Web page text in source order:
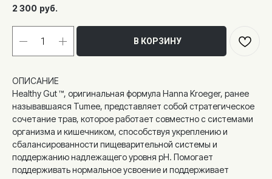
2 300 руб.
В КОРЗИНУ
ОПИСАНИЕ
Healthy Gut ™, оригинальная формула Hanna Kroeger, ранее
называвшаяся Tumee, представляет собой стратегическое
сочетание трав, которое работает совместно с системами
организма и кишечником, способствуя укреплению и
сбалансированности пищеварительной системы и
поддержанию надлежащего уровня pH. Помогает
поддерживать нормальное усвоение и поддерживает